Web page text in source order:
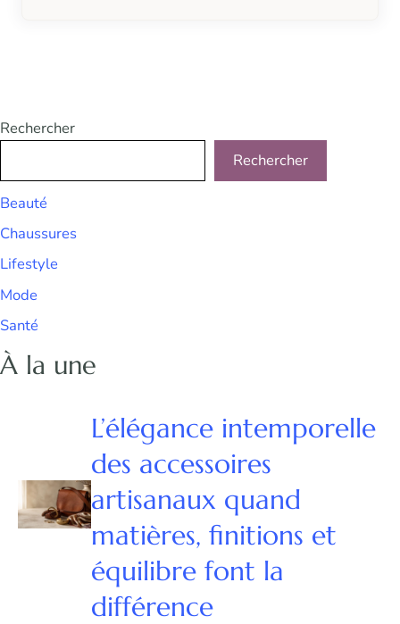
Rechercher
Rechercher
Beauté
Chaussures
Lifestyle
Mode
Santé
À la une
L’élégance intemporelle
des accessoires
artisanaux quand
matières, finitions et
équilibre font la
différence